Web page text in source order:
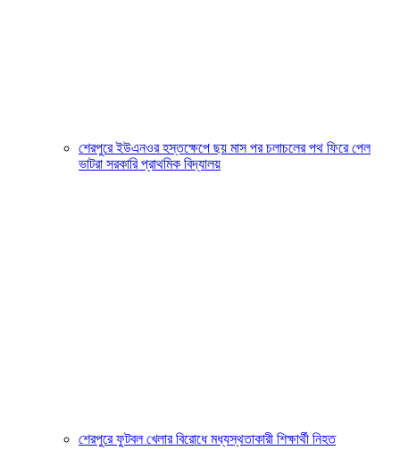
শেরপুরে ইউএনওর হস্তক্ষেপে ছয় মাস পর চলাচলের পথ ফিরে পেল
ভাটরা সরকারি প্রাথমিক বিদ্যালয়
শেরপুরে ফুটবল খেলার বিরোধে মধ্যস্থতাকারী শিক্ষার্থী নিহত